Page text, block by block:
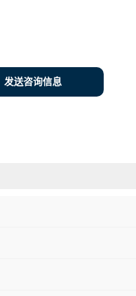
发送咨询信息